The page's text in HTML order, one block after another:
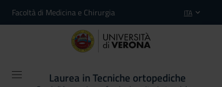
Facoltà di Medicina e Chirurgia ITA
Laurea in Tecniche ortopediche